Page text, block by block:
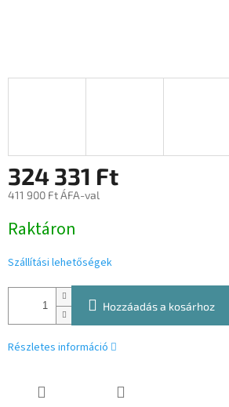
324 331 Ft
411 900 Ft ÁFA-val
Raktáron
Szállítási lehetőségek
Hozzáadás a kosárhoz
Részletes információ